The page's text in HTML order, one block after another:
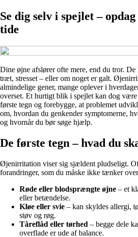
Se dig selv i spejlet –
tide
Dine øjne afslører ofte mere, end du tror.
træt, stresset – eller om noget er galt.
almindelige gener, mange oplever i
overset. Et hurtigt blik i spejlet kan dog
første tegn og forebygge, at problemet
om, hvordan du genkender symptomerne,
og hvornår du bør søge hjælp.
De første tegn – hvad du
Øjenirritation viser sig sjældent pludseligt.
forandringer, som du måske ikke tænker
Røde eller blodsprængte øjne – et
eller betændelse.
Kløe eller svie – kan skyldes allergi,
støv og røg.
Tåreflåd eller tørhed – begge dele
overflade er ude af balance.